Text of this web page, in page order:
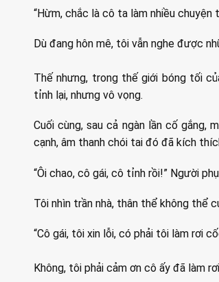
“Hừm, chắc là cô ta làm nhiều
Dù đang hôn mê, tôi vẫn nghe được
Thế nhưng, trong thế giới bóng tối
tỉnh lại, nhưng vô vọng.
Cuối cùng, sau cả ngàn lần cố gắng,
cạnh, âm thanh chói tai đó đã kích
“Ôi chao, cô gái, cô tỉnh rồi!” Người
Tôi nhìn trần nhà, thân thể không thể
“Cô gái, tôi xin lỗi, có phải tôi làm rơi
Không, tôi phải cảm ơn cô ấy đã làm